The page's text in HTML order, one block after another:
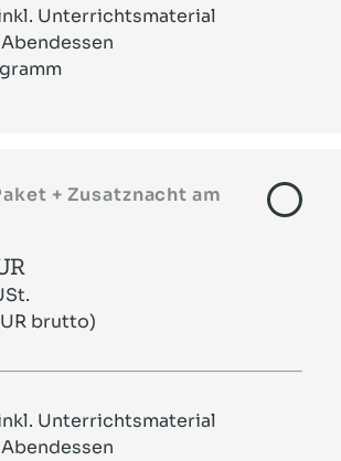
Unterrichtsmaterial
+ Zusatznacht am
brutto)
Unterrichtsmaterial